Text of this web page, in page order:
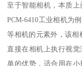
至于智能相机，本质
PCM-6410工业相机为
等相机的元素外，该
直接在相机上执行视
单的优势，适合用在小